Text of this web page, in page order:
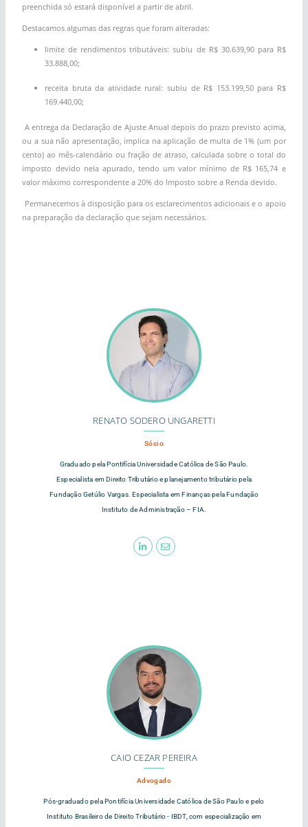
preenchida só estará disponível a partir de abril.
Destacamos algumas das regras que foram alteradas:
limite de rendimentos tributáveis: subiu de R$ 30.639,90 para R$
33.888,00;
receita bruta da atividade rural: subiu de R$ 153.199,50 para R$
169.440,00;
A entrega da Declaração de Ajuste Anual depois do prazo previsto acima,
ou a sua não apresentação, implica na aplicação de multa de 1% (um por
cento) ao mês-calendário ou fração de atraso, calculada sobre o total do
imposto devido nela apurado, tendo um valor mínimo de R$ 165,74 e
valor máximo correspondente a 20% do Imposto sobre a Renda devido.
Permanecemos à disposição para os esclarecimentos adicionais e o apoio
na preparação da declaração que sejam necessários.
RENATO SODERO UNGARETTI
Sócio
Graduado pela Pontifícia Universidade Católica de São Paulo.
Especialista em Direito Tributário e planejamento tributário pela
Fundação Getúlio Vargas. Especialista em Finanças pela Fundação
Instituto de Administração – FIA.
CAIO CEZAR PEREIRA
Advogado
Pós-graduado pela Pontifícia Universidade Católica de São Paulo e pelo
Instituto Brasileiro de Direito Tributário - IBDT, com especialização em